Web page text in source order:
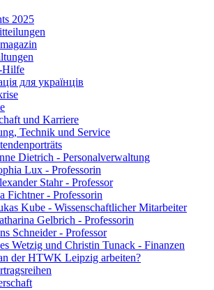
2025
Hilfe
для українців
und Karriere
Technik und Service
Dietrich - Personalverwaltung
Lux - Professorin
Stahr - Professor
Fichtner - Professorin
Kube - Wissenschaftlicher Mitarbeiter
Gelbrich - Professorin
Schneider - Professor
Wetzig und Christin Tunack - Finanzen
der HTWK Leipzig arbeiten?